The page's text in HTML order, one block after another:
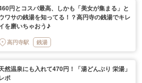
円とコスパ最高、しかも「美女が集まる」と
ワサの銭湯を知ってる！？高円寺の銭湯でキレ
を磨いちゃおう♪
高円寺駅 銭湯
然温泉にも入れて470円！「湯どんぶり 栄湯」
ポ